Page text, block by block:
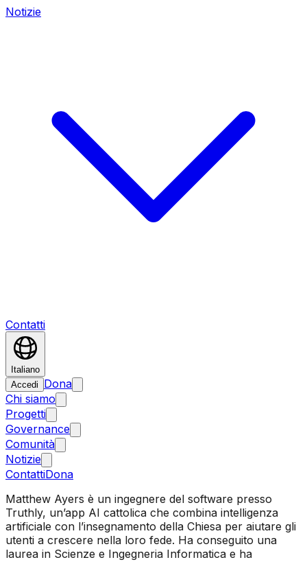
Notizie
Contatti
Italiano
Accedi
Dona
Chi siamo
Progetti
Governance
Comunità
Notizie
ContattiDona
Matthew Ayers è un ingegnere del software presso
Truthly, un’app AI cattolica che combina intelligenza
artificiale con l’insegnamento della Chiesa per aiutare gli
utenti a crescere nella loro fede. Ha conseguito una
laurea in Scienze e Ingegneria Informatica e ha